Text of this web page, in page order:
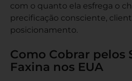
com o quanto ela esfrega o
precificação consciente,
posicionamento.
Como Cobrar pelos
Faxina nos EUA